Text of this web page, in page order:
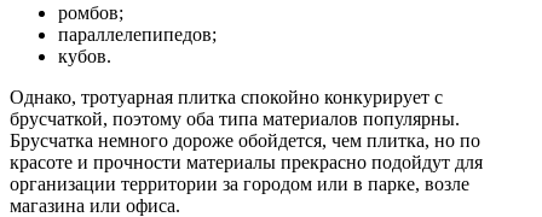
ромбов;
параллелепипедов;
кубов.
Однако, тротуарная плитка спокойно конкурирует с
брусчаткой, поэтому оба типа материалов популярны.
Брусчатка немного дороже обойдется, чем плитка, но по
красоте и прочности материалы прекрасно подойдут для
организации территории за городом или в парке, возле
магазина или офиса.